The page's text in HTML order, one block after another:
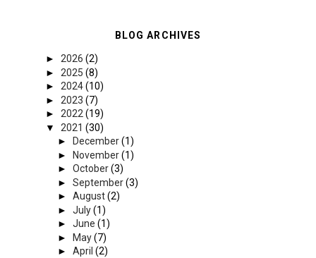
BLOG ARCHIVES
► 2026 (2)
► 2025 (8)
► 2024(10)
► 2023 (7)
► 2022(19)
▼ 2021 (30)
►
December(1)
►
November(1)
► October(3)
► September(3)
► August(2)
► July(1)
► June (1)
►
May(7)
► April (2)